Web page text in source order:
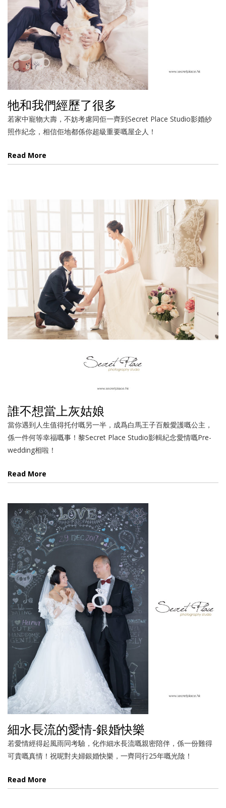
牠和我們經歷了很多
若家中寵物大壽，不妨考慮同佢一齊到Secret Place Studio影婚紗
照作紀念，相信佢地都係你超級重要嘅屋企人！
Read More
誰不想當上灰姑娘
當你遇到人生值得托付嘅另一半，成爲白馬王子百般愛護嘅公主，
係一件何等幸福嘅事！黎Secret Place Studio影輯紀念愛情嘅Pre-
wedding相啦！
Read More
細水長流的愛情-銀婚快樂
若愛情經得起風雨同考驗，化作細水長流嘅親密陪伴，係一份難得
可貴嘅真情！祝呢對夫婦銀婚快樂，一齊同行25年嘅光陰！
Read More